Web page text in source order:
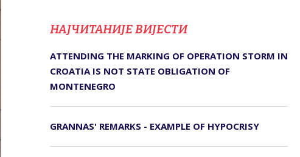
НАЈЧИТАНИЈЕ ВИЈЕСТИ
ATTENDING THE MARKING OF OPERATION STORM IN
CROATIA IS NOT STATE OBLIGATION OF
MONTENEGRO
GRANNAS' REMARKS - EXAMPLE OF HYPOCRISY